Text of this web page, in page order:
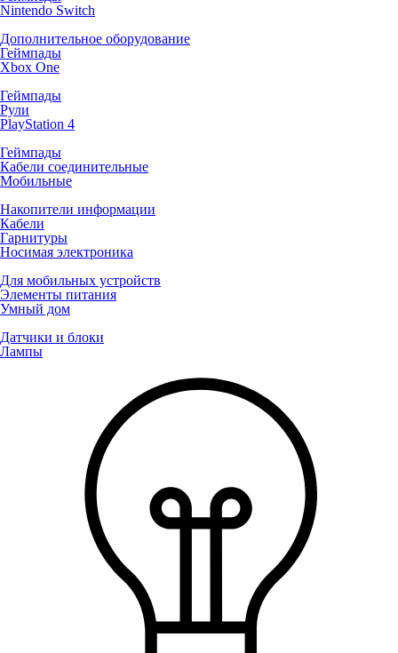
Nintendo Switch
Дополнительное оборудование
Геймпады
Xbox One
Геймпады
Рули
PlayStation 4
Геймпады
Кабели соединительные
Мобильные
Накопители информации
Кабели
Гарнитуры
Носимая электроника
Для мобильных устройств
Элементы питания
Умный дом
Датчики и блоки
Лампы